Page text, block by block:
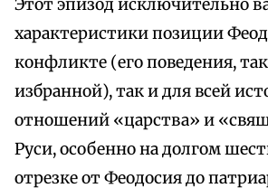
Этот эпизод исключительно
характеристики позиции
конфликте (его поведения,
избранной), так и для всей
отношений «царства» и
Руси, особенно на долгом
отрезке от Феодосия до